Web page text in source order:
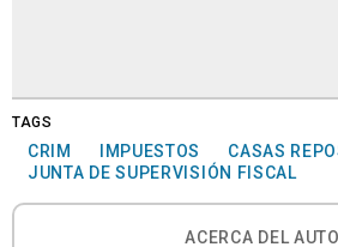
TAGS
CRIM IMPUESTOS
CASAS
JUNTA DE SUPERVISIÓN FISCAL
ACERCA DEL